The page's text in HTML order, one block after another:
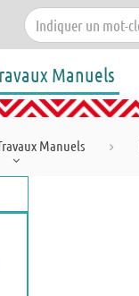
Manuels
Manuels